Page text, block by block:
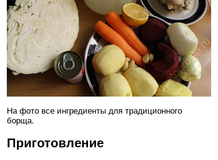
На фото все ингредиенты для традиционного
борща.
Приготовление